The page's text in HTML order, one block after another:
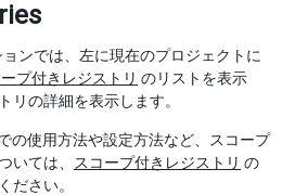
ョンでは、左に現在のプロジェクトに
プ付きレジストリ のリストを表示
リの詳細を表示します。
の使用方法や設定方法など、スコープ
いては、
スコープ付きレジストリ の
ださい。